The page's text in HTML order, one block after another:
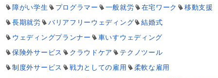
障がい学生
プログラマー 一般就労 在宅ワーク
移動支援
長期就労
バリアフリーウェディング
結婚式
ウェディングプランナー
車いすウェディング
保険外サービス
クラウドケア
テクノツール
制度外サービス
戦力としての雇用
柔軟な雇用